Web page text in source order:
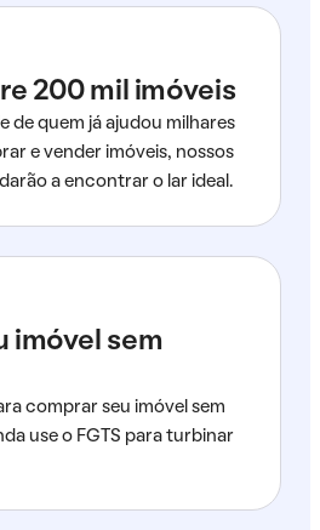
200 mil imóveis
de quem já ajudou milhares
e vender imóveis, nossos
a encontrar o lar ideal.
imóvel sem
comprar seu imóvel sem
use o FGTS para turbinar